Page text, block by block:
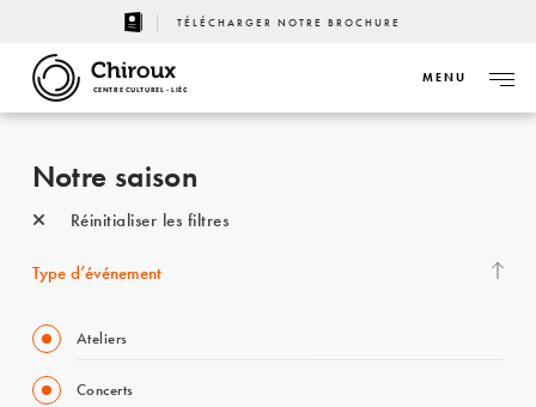
TÉLÉCHARGER NOTRE BROCHURE
CENTRE CULTUREL - LIÈGE
MENU
Notre saison
Réinitialiser les filtres
Type d’événement
Ateliers
Concerts